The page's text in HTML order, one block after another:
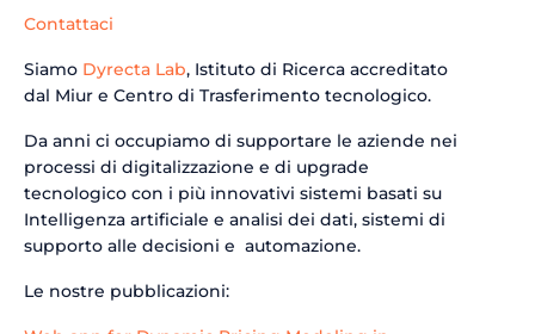
Contattaci
Siamo Dyrecta Lab, Istituto di Ricerca accreditato
dal Miur e Centro di Trasferimento tecnologico.
Da anni ci occupiamo di supportare le aziende nei
processi di digitalizzazione e di upgrade
tecnologico con i più innovativi sistemi basati su
Intelligenza artificiale e analisi dei dati, sistemi di
supporto alle decisioni e automazione.
Le nostre pubblicazioni: